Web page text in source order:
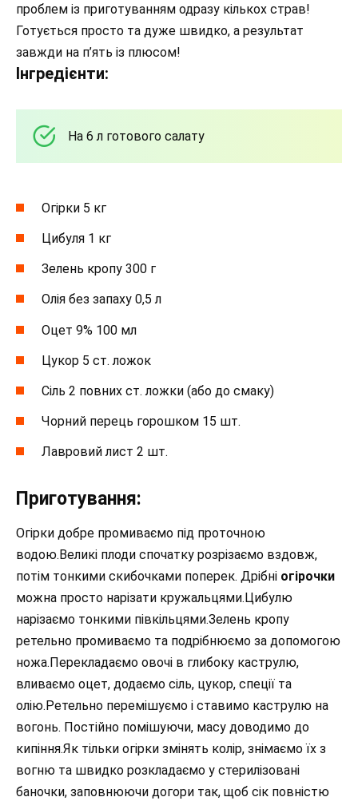
проблем із приготуванням одразу кількох страв!
Готується просто та дуже швидко, а результат
завжди на п’ять із плюсом!
Інгредієнти:
На 6 л готового салату
Огірки 5 кг
Цибуля 1 кг
Зелень кропу 300 г
Олія ​​без запаху 0,5 л
Оцет 9% 100 мл
Цукор 5 ст. ложок
Сіль 2 повних ст. ложки (або до смаку)
Чорний перець горошком 15 шт.
Лавровий лист 2 шт.
Приготування:
Огірки добре промиваємо під проточною
водою.Великі плоди спочатку розрізаємо вздовж,
потім тонкими скибочками поперек. Дрібні огірочки
можна просто нарізати кружальцями.Цибулю
нарізаємо тонкими півкільцями.Зелень кропу
ретельно промиваємо та подрібнюємо за допомогою
ножа.Перекладаємо овочі в глибоку каструлю,
вливаємо оцет, додаємо сіль, цукор, спеції та
олію.Ретельно перемішуємо і ставимо каструлю на
вогонь. Постійно помішуючи, масу доводимо до
кипіння.Як тільки огірки змінять колір, знімаємо їх з
вогню та швидко розкладаємо у стерилізовані
баночки, заповнюючи догори так, щоб сік повністю